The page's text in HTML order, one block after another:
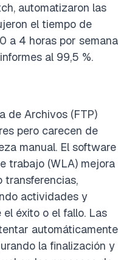
automatizaron las
el tiempo de
a 4 horas por semana
al 99,5 %.
de Archivos (FTP)
pero carecen de
manual. El software
trabajo (WLA) mejora
transferencias,
actividades y
éxito o el fallo. Las
automáticamente
la finalización y